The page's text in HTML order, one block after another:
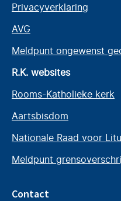
Privacyverklaring
AVG
Meldpunt ongewenst
R.K. websites
Rooms-Katholieke kerk
Aartsbisdom
Nationale Raad voor
Meldpunt
Contact